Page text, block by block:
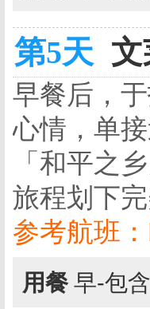
第5天
早餐后，
心情，单
「和平之
旅程划下
参考航班
用餐 早-包